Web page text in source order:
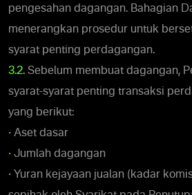
pengesahan dagangan. Bahagian
menerangkan prosedur untuk
syarat penting perdagangan.
3.2. Sebelum membuat dagangan,
syarat-syarat penting transaksi
yang berikut:
• Aset dasar
• Jumlah dagangan
• Yuran kejayaan jualan (kadar